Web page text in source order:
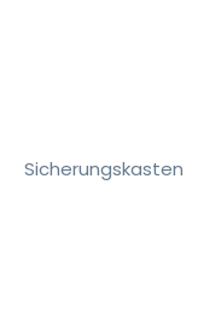
Sicherungskasten